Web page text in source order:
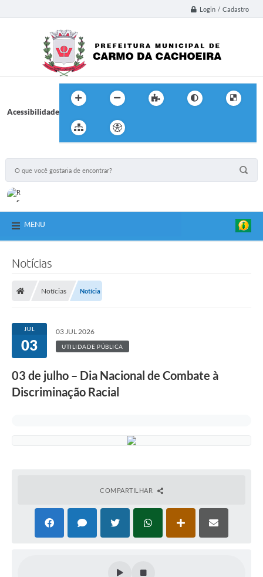
Login / Cadastro
Acessibilidade
MENU
Notícias
Notícias Notícia
JUL
03
03 JUL 2026
UTILIDADE PÚBLICA
03 de julho – Dia Nacional de Combate à
Discriminação Racial
COMPARTILHAR